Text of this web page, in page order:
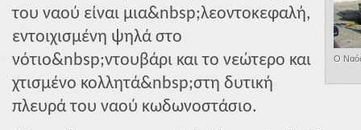
Ο Ναός
του ναού είναι μια&nbsp;λεοντοκεφαλή,
εντοιχισμένη ψηλά στο
νότιο&nbsp;ντουβάρι και το νεώτερο και
χτισμένο κολλητά&nbsp;στη δυτική
πλευρά του ναού κωδωνοστάσιο.